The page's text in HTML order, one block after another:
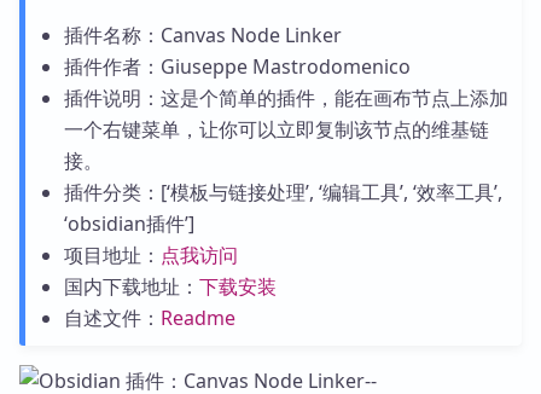
插件名称：Canvas Node Linker
插件作者：Giuseppe Mastrodomenico
插件说明：这是个简单的插件，能在画布节点上添加
一个右键菜单，让你可以立即复制该节点的维基链
接。
插件分类：[‘模板与链接处理’, ‘编辑工具’, ‘效率工具’,
‘obsidian插件’]
项目地址： 点我访问
国内下载地址： 下载安装
自述文件： Readme